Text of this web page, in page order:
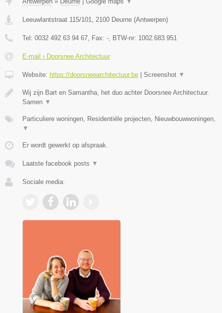
Leeuwlantstraat 115/101, 2100 Deurne (Antwerpen)
Tel: 0032 492 63 94 67, Fax: -, BTW-nr: 1002.683.951
E-mail › Doorsnee Architectuur
Website: https://doorsneearchitectuur.be Screenshot ▼
Wij zijn Bart en Samantha, het duo achter Doorsnee Architectuur.
Samen ▼
Particuliere woningen, Residentiële projecten, Nieuwbouwwoningen,
▼
Er wordt gewerkt op afspraak.
Laatste facebook posts ▼
Sociale media: